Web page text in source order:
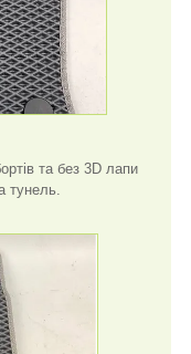
та без 3D лапи
тунель.